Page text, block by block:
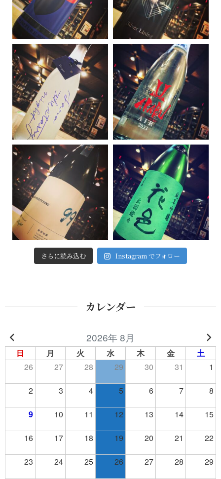
さらに読み込む Instagram でフォロー
カレンダー
2026年 8月
日 月 火 水 木 金
土
26
27 28 29 30 31 1
2 3 4 5 6 7 8
9 10 11 12 13 14 15
16 17 18 19 20 21 22
23 24 25 26 27 28 29